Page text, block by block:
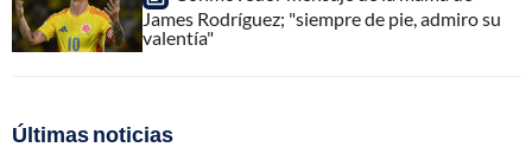
James Rodríguez; "siempre de pie, admiro su
valentía"
Últimas noticias